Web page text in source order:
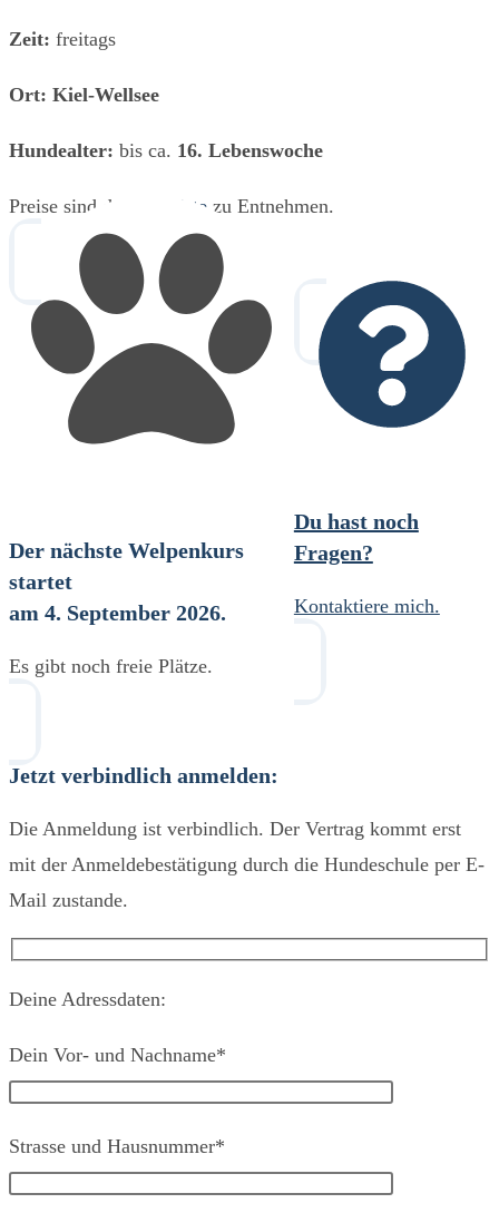
Zeit: freitags
Ort: Kiel-Wellsee
Hundealter: bis ca. 16. Lebenswoche
Preise sind der Preisliste zu Entnehmen.
Der nächste Welpenkurs
startet
am 4. September 2026.
Es gibt noch freie Plätze.
Du hast noch
Fragen?
Kontaktiere mich.
Jetzt verbindlich anmelden:
Die Anmeldung ist verbindlich. Der Vertrag kommt erst
mit der Anmeldebestätigung durch die Hundeschule per E-
Mail zustande.
Deine Adressdaten:
Dein Vor- und Nachname*
Strasse und Hausnummer*